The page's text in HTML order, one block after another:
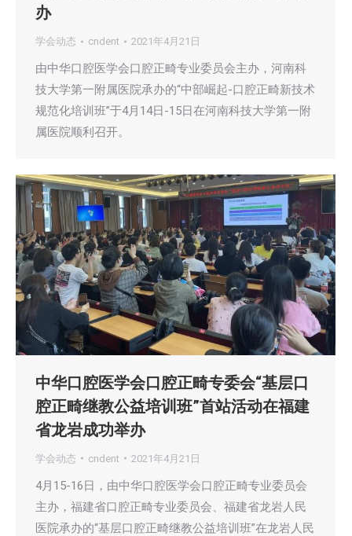
办
学会动态 cndent 2021年4月21日
由中华口腔医学会口腔正畸专业委员会主办，河南科
技大学第一附属医院承办的“中部崛起-口腔正畸新技术
规范化培训班”于4月14日-15日在河南科技大学第一附
属医院顺利召开。
中华口腔医学会口腔正畸专委会“基层口
腔正畸继教公益培训班”首站活动在福建
省龙岩成功举办
学会动态 cndent 2021年4月21日
4月15-16日，由中华口腔医学会口腔正畸专业委员会
主办，福建省口腔正畸专业委员会、福建省龙岩人民
医院承办的“基层口腔正畸继教公益培训班”在龙岩人民